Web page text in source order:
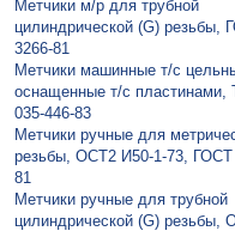
Метчики м/р для трубной
цилиндрической (G) резьбы,
3266-81
Метчики машинные т/с
оснащенные т/с пластинами,
035-446-83
Метчики ручные для
резьбы, ОСТ2 И50-1-73, ГОСТ
81
Метчики ручные для трубной
цилиндрической (G) резьбы,